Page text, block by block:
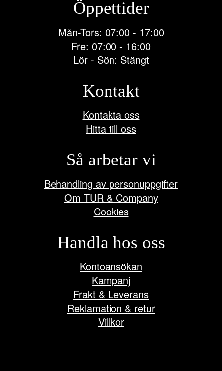
Öppettider
Mån-Tors: 07:00 - 17:00
Fre: 07:00 - 16:00
Lör - Sön: Stängt
Kontakt
Kontakta oss
Hitta till oss
Så arbetar vi
Behandling av personuppgifter
Om TUR & Company
Cookies
Handla hos oss
Kontoansökan
Kampanj
Frakt & Leverans
Reklamation & retur
Villkor